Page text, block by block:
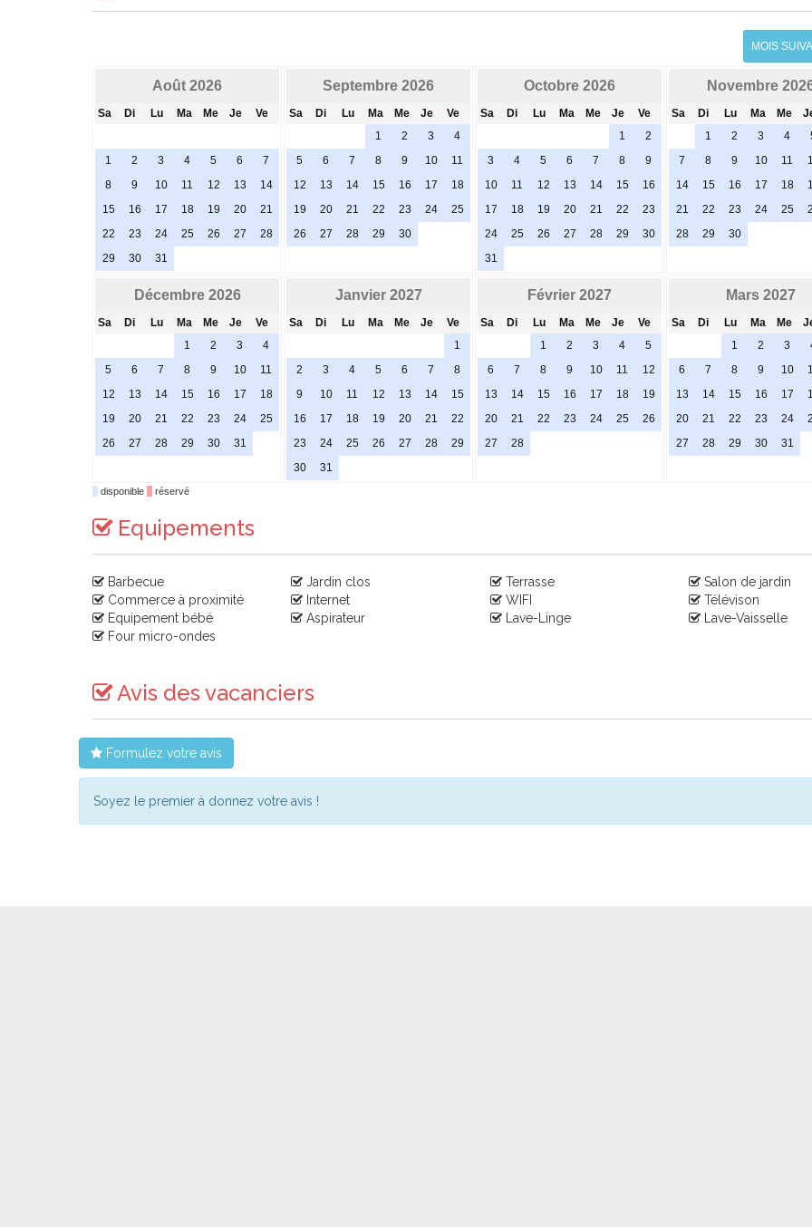
MOIS
Août 2026
Sa Di Lu Ma Me Je Ve
1 2 3 4 5 6
7
8
9 10 11 12 13
14
15
16 17 18 19 20
21
22
23 24 25 26 27
28
29
30 31
Septembre 2026
Sa Di Lu Ma Me Je
Ve
1
2 3
4
5
6 7 8 9 10
11
12
13 14 15 16 17
18
19
20 21 22 23 24
25
26
27 28 29 30
Octobre 2026
Sa Di Lu Ma Me Je
Ve
1
2
3
4 5 6 7 8
9
10
11 12 13 14 15
16
17
18 19 20 21 22
23
24
25 26 27 28 29
30
31
Novembre
Sa Di Lu Ma Me
1
2 3 4
7
8 9 10 11
14
15 16 17 18
21
22 23 24 25
28
29 30
Décembre 2026
Sa Di Lu Ma Me Je
Ve
1
2 3
4
5
6 7 8 9 10
11
12
13 14 15 16 17
18
19
20 21 22 23 24
25
26
27 28 29 30 31
Janvier 2027
Sa Di Lu Ma Me Je
Ve
1
2
3 4 5 6 7
8
9
10 11 12 13 14
15
16
17 18 19 20 21
22
23
24 25 26 27 28
29
30
31
Février 2027
Sa Di Lu Ma Me Je
Ve
1
2 3 4
5
6
7 8 9 10 11
12
13
14 15 16 17 18
19
20
21 22 23 24 25
26
27
28
Mars 2027
Sa Di Lu Ma Me
1
2 3
6
7 8 9 10
13
14 15 16 17
20
21 22 23 24
27
28 29 30 31
disponible réservé
Equipements
Barbecue Jardin clos Terrasse
Salon de jardin
Commerce à proximité
Internet WIFI
Télévison
Equipement bébé
Aspirateur Lave-Linge
Lave-Vaisselle
Four micro-ondes
Avis des vacanciers
Formulez votre avis
Soyez le premier à donnez votre avis !